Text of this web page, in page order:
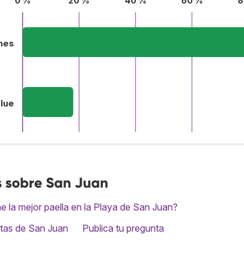
sobre San Juan
la mejor paella en la Playa de San Juan?
de San Juan
Publica tu pregunta